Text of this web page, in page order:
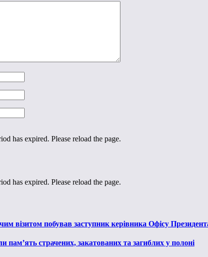
has expired. Please reload the page.
has expired. Please reload the page.
візитом побував заступник керівника Офісу
пам’ять страчених, закатованих та загиблих у полоні